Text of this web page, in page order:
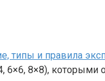
типы и правила
6×6, 8×8), которыми